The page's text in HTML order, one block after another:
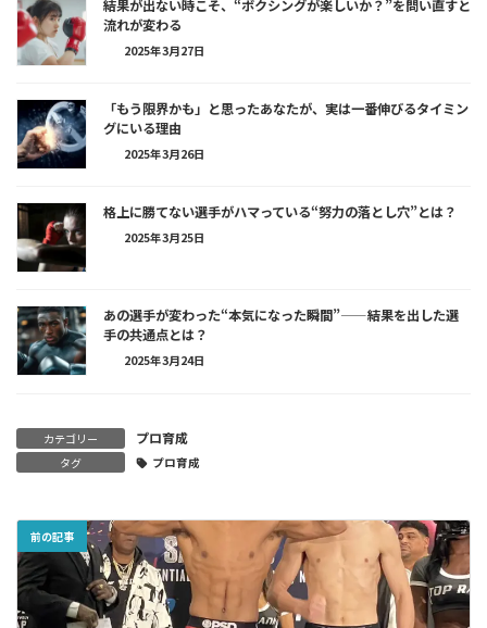
結果が出ない時こそ、“ボクシングが楽しいか？”を問い直すと
流れが変わる
2025年3月27日
「もう限界かも」と思ったあなたが、実は一番伸びるタイミン
グにいる理由
2025年3月26日
格上に勝てない選手がハマっている“努力の落とし穴”とは？
2025年3月25日
あの選手が変わった“本気になった瞬間”——結果を出した選
手の共通点とは？
2025年3月24日
カテゴリー プロ育成
タグ プロ育成
前の記事